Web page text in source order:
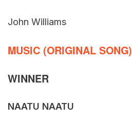
John Williams
MUSIC (ORIGINAL SONG)
WINNER
NAATU NAATU